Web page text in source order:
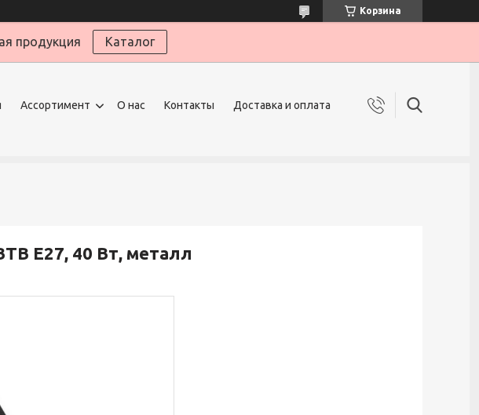
Корзина
продукция Каталог
Ассортимент О нас Контакты Доставка и оплата
E27, 40 Вт, металл